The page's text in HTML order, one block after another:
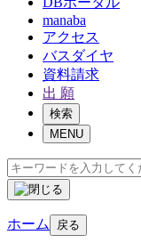
manaba
アクセス
バスダイヤ
資料請求
出 願
検索
MENU
ホーム 戻る